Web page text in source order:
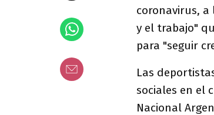
coronavirus, a
y el trabajo"
para "seguir
Las
sociales en el
Nacional